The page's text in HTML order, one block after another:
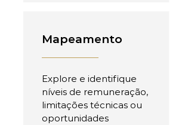
Mapeamento
Explore e identifique
níveis de remuneração,
limitações técnicas ou
oportunidades